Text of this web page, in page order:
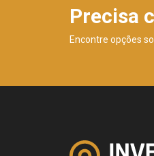
Precisa
Encontre opções